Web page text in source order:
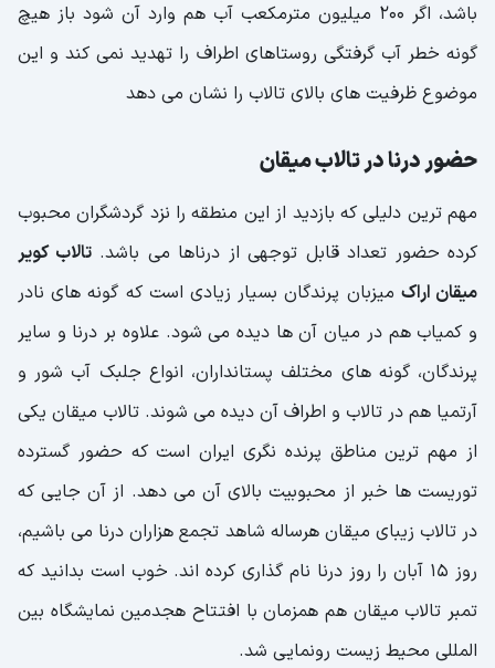
باشد، اگر 200 میلیون مترمکعب آب هم وارد آن شود باز هیچ
گونه خطر آب گرفتگی روستاهای اطراف را تهدید نمی کند و این
موضوع ظرفیت های بالای تالاب را نشان می دهد
حضور درنا در تالاب میقان
مهم ترین دلیلی که بازدید از این منطقه را نزد گردشگران محبوب
کرده حضور تعداد قابل توجهی از درناها می باشد.تالاب کویر
میقان اراک میزبان پرندگان بسیار زیادی است که گونه های نادر
و کمیاب هم در میان آن ها دیده می شود. علاوه بر درنا و سایر
پرندگان، گونه های مختلف پستانداران، انواع جلبک آب شور و
آرتمیا هم در تالاب و اطراف آن دیده می شوند. تالاب میقان یکی
از مهم ترین مناطق پرنده نگری ایران است که حضور گسترده
توریست ها خبر از محبوبیت بالای آن می دهد. از آن جایی که
در تالاب زیبای میقان هرساله شاهد تجمع هزاران درنا می باشیم،
روز 15 آبان را روز درنا نام گذاری کرده اند. خوب است بدانید که
تمبر تالاب میقان هم همزمان با افتتاح هجدمین نمایشگاه بین
المللی محیط زیست رونمایی شد.